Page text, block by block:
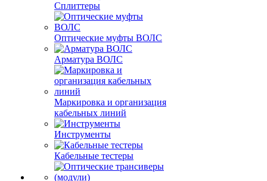
Сплиттеры
Оптические муфты ВОЛС
Арматура ВОЛС
Маркировка и организация
кабельных линий
Инструменты
Кабельные тестеры